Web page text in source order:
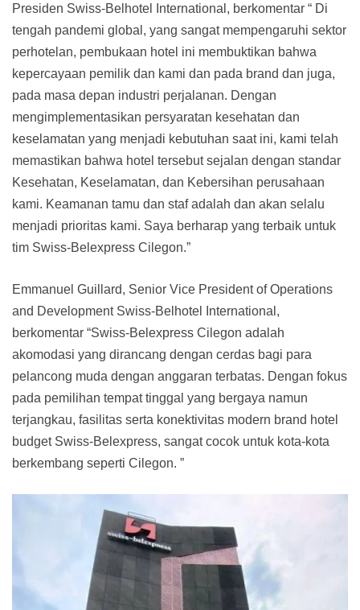
Presiden Swiss-Belhotel International, berkomentar “ Di
tengah pandemi global, yang sangat mempengaruhi sektor
perhotelan, pembukaan hotel ini membuktikan bahwa
kepercayaan pemilik dan kami dan pada brand dan juga,
pada masa depan industri perjalanan. Dengan
mengimplementasikan persyaratan kesehatan dan
keselamatan yang menjadi kebutuhan saat ini, kami telah
memastikan bahwa hotel tersebut sejalan dengan standar
Kesehatan, Keselamatan, dan Kebersihan perusahaan
kami. Keamanan tamu dan staf adalah dan akan selalu
menjadi prioritas kami. Saya berharap yang terbaik untuk
tim Swiss-Belexpress Cilegon.”
Emmanuel Guillard, Senior Vice President of Operations
and Development Swiss-Belhotel International,
berkomentar “Swiss-Belexpress Cilegon adalah
akomodasi yang dirancang dengan cerdas bagi para
pelancong muda dengan anggaran terbatas. Dengan fokus
pada pemilihan tempat tinggal yang bergaya namun
terjangkau, fasilitas serta konektivitas modern brand hotel
budget Swiss-Belexpress, sangat cocok untuk kota-kota
berkembang seperti Cilegon. ”